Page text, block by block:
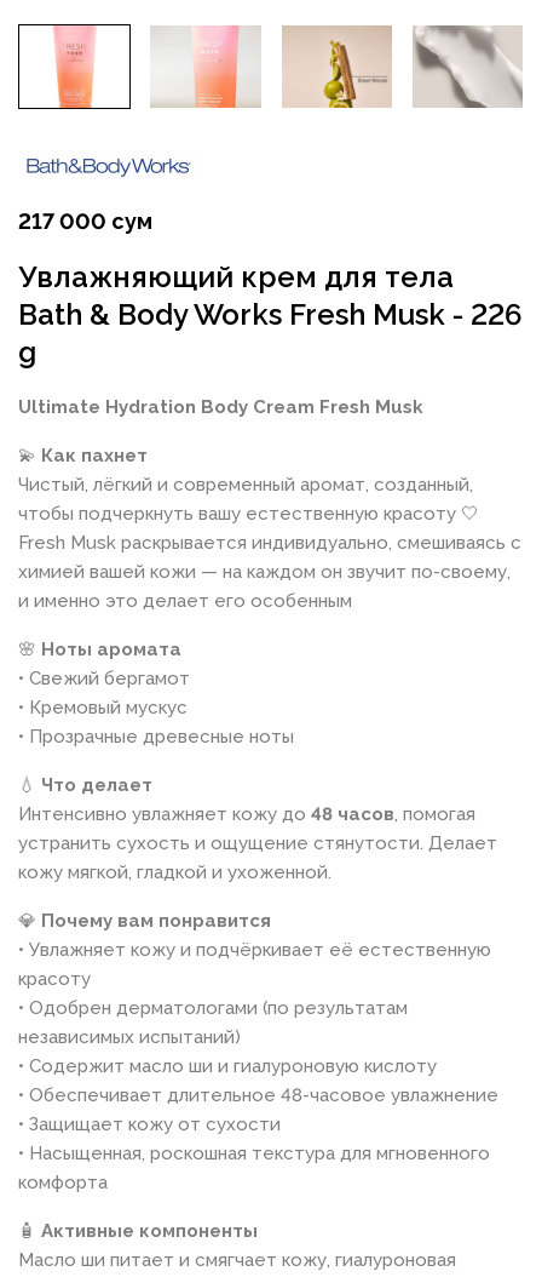
217 000 сум
Увлажняющий крем для тела
Bath & Body Works Fresh Musk - 226
g
Ultimate Hydration Body Cream Fresh Musk
💫 Как пахнет
Чистый, лёгкий и современный аромат, созданный,
чтобы подчеркнуть вашу естественную красоту 🤍
Fresh Musk раскрывается индивидуально, смешиваясь с
химией вашей кожи — на каждом он звучит по-своему,
и именно это делает его особенным
🌸 Ноты аромата
• Свежий бергамот
• Кремовый мускус
• Прозрачные древесные ноты
💧 Что делает
Интенсивно увлажняет кожу до 48 часов, помогая
устранить сухость и ощущение стянутости. Делает
кожу мягкой, гладкой и ухоженной.
💎 Почему вам понравится
• Увлажняет кожу и подчёркивает её естественную
красоту
• Одобрен дерматологами (по результатам
независимых испытаний)
• Содержит масло ши и гиалуроновую кислоту
• Обеспечивает длительное 48-часовое увлажнение
• Защищает кожу от сухости
• Насыщенная, роскошная текстура для мгновенного
комфорта
🧴 Активные компоненты
Масло ши питает и смягчает кожу, гиалуроновая